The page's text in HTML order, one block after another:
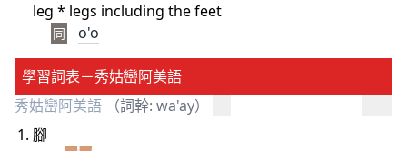
leg * legs including the feet
同 o'o
學習詞表－秀姑巒阿美語
秀姑巒阿美語
（詞幹: wa'ay）
腳